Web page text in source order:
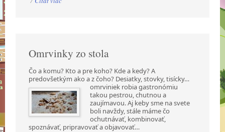
Omrvinky zo stola
Čo a komu? Kto a pre koho? Kde a kedy? A
predovšetkým ako a z čoho? Desiatky, stovky,tisícky…
omrviniek robia gastronómiu
takou pestrou, chutnou a
zaujímavou. Aj keby sme na svete
boli navždy, stále máme čo
ochutnávať, kombinovať,
spoznávať, pripravovať a objavovať…